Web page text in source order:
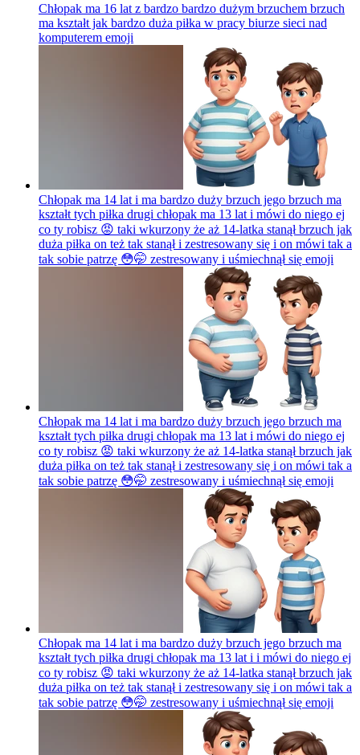
Chłopak ma 16 lat z bardzo bardzo dużym brzuchem brzuch
ma kształt jak bardzo duża piłka w pracy biurze sieci nad
komputerem emoji
Chłopak ma 14 lat i ma bardzo duży brzuch jego brzuch ma
kształt tych piłka drugi chłopak ma 13 lat i mówi do niego ej
co ty robisz 😡 taki wkurzony że aż 14-latka stanął brzuch jak
duża piłka on też tak stanął i zestresowany się i on mówi tak a
tak sobie patrzę 😳🤭 zestresowany i uśmiechnął się emoji
Chłopak ma 14 lat i ma bardzo duży brzuch jego brzuch ma
kształt tych piłka drugi chłopak ma 13 lat i mówi do niego ej
co ty robisz 😡 taki wkurzony że aż 14-latka stanął brzuch jak
duża piłka on też tak stanął i zestresowany się i on mówi tak a
tak sobie patrzę 😳🤭 zestresowany i uśmiechnął się emoji
Chłopak ma 14 lat i ma bardzo duży brzuch jego brzuch ma
kształt tych piłka drugi chłopak ma 13 lat i i mówi do niego ej
co ty robisz 😡 taki wkurzony że aż 14-latka stanął brzuch jak
duża piłka on też tak stanął i zestresowany się i on mówi tak a
tak sobie patrzę 😳🤭 zestresowany i uśmiechnął się emoji